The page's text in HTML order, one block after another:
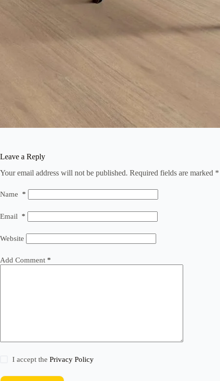
Leave a Reply
Your email address will not be published. Required fields are marked *
Name *
Email *
Website
Add Comment *
I accept thePrivacy Policy